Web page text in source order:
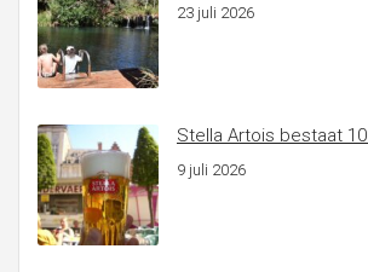
23 juli 2026
Stella Artois bestaat
9 juli 2026